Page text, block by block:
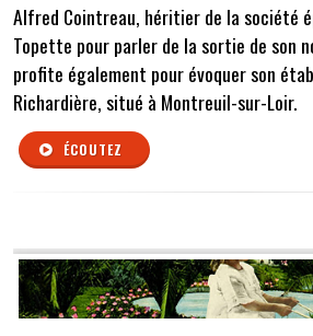
Alfred Cointreau, héritier de la société
Topette pour parler de la sortie de son
profite également pour évoquer son
Richardière, situé à Montreuil-sur-Loir.
ÉCOUTEZ